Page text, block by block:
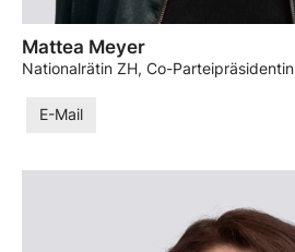
Mattea Meyer
Nationalrätin ZH, Co-Parteipräsidentin
E-Mail